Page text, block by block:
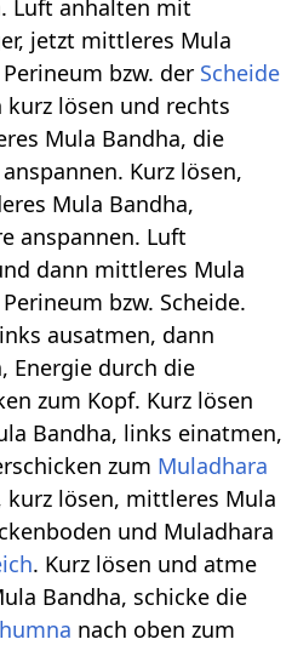
Luft anhalten mit
jetzt mittleres Mula
bzw. der Scheide
lösen und rechts
Mula Bandha, die
Kurz lösen,
Mula Bandha,
anspannen. Luft
dann mittleres Mula
bzw. Scheide.
ausatmen, dann
Energie durch die
zum Kopf. Kurz lösen
Bandha, links einatmen,
zum Muladhara
kurz lösen, mittleres Mula
und Muladhara
. Kurz lösen und atme
Bandha, schicke die
nach oben zum